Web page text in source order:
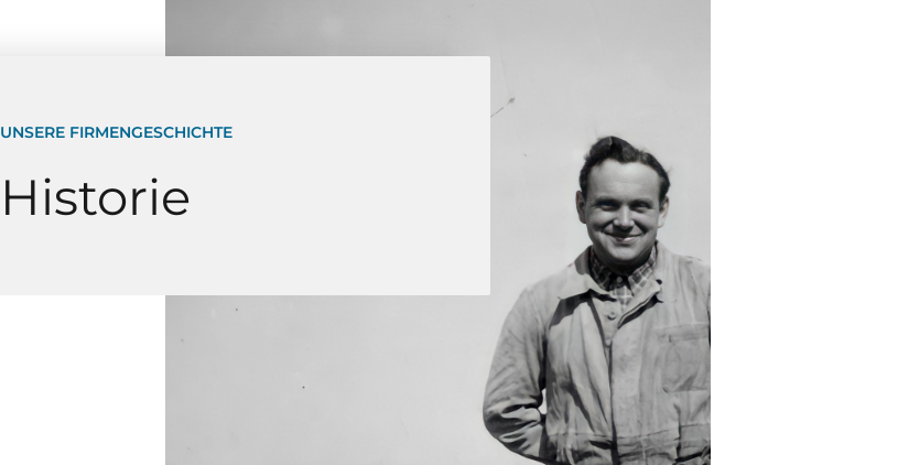
UNSERE FIRMENGESCHICHTE
Historie